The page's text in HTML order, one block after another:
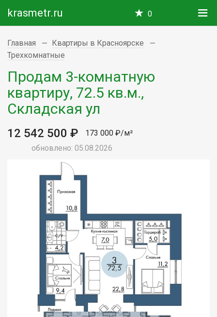
krasmetr.ru 0
Главная
Квартиры в Красноярске
Трехкомнатные
Продам 3-комнатную
квартиру, 72.5 кв.м.,
Складская ул
12 542 500 ₽
173 000 ₽/м²
обновлено: 05.08.2026